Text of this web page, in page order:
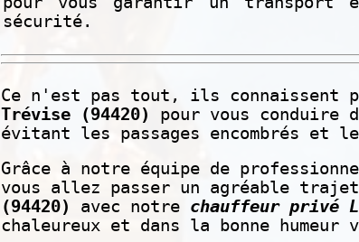
sécurité.
Ce n'est pas tout, ils connaissent
Trévise (94420)
pour vous conduire
évitant les passages encombrés et
Grâce à notre équipe de
vous allez passer un agréable
(94420)
avec notre chauffeur privé
chaleureux et dans la bonne humeur